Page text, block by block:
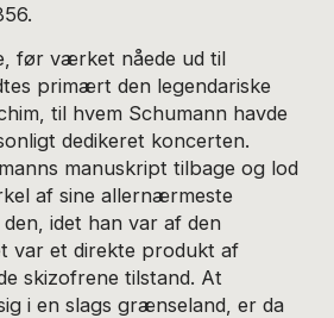
før værket nåede ud til
primært den legendariske
til hvem Schumann havde
dedikeret koncerten.
manuskript tilbage og lod
af sine allernærmeste
idet han var af den
var et direkte produkt af
skizofrene tilstand. At
i en slags grænseland, er da